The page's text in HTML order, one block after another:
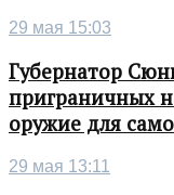
29 мая 15:03
Губернатор
приграничных
оружие для
29 мая 13:11